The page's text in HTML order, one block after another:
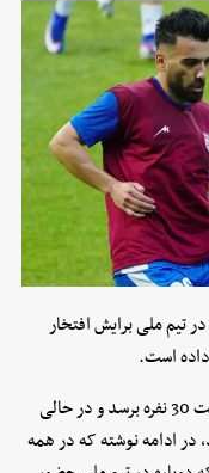
تیم ملی برایش افتخار
داده است.
حبیبی نژاد که با درخشش در لیگ توانست به لیست 30 نفره برسد و در حالی
در ادامه نوشته که در همه